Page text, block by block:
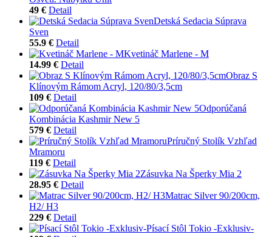
49 € Detail
Detská Sedacia Súprava
Sven
55.9 € Detail
Kvetináč Marlene - M
14.99 € Detail
Obraz S
Klínovým Rámom Acryl, 120/80/3,5cm
109 € Detail
Odporúčaná
Kombinácia Kashmir New 5
579 € Detail
Príručný Stolík Vzhľad
Mramoru
119 € Detail
Zásuvka Na Šperky Mia 2
28.95 € Detail
Matrac Silver 90/200cm,
H2/ H3
229 € Detail
Písací Stôl Tokio -Exklusiv-